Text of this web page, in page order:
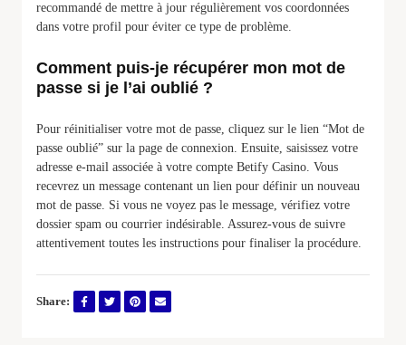
recommandé de mettre à jour régulièrement vos coordonnées
dans votre profil pour éviter ce type de problème.
Comment puis-je récupérer mon mot de
passe si je l’ai oublié ?
Pour réinitialiser votre mot de passe, cliquez sur le lien “Mot de
passe oublié” sur la page de connexion. Ensuite, saisissez votre
adresse e-mail associée à votre compte Betify Casino. Vous
recevrez un message contenant un lien pour définir un nouveau
mot de passe. Si vous ne voyez pas le message, vérifiez votre
dossier spam ou courrier indésirable. Assurez-vous de suivre
attentivement toutes les instructions pour finaliser la procédure.
Share: